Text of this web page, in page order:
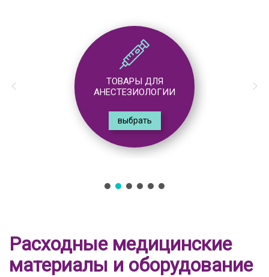
ТОВАРЫ ДЛЯ
АНЕСТЕЗИОЛОГИИ
выбрать
Расходные медицинские
материалы и оборудование